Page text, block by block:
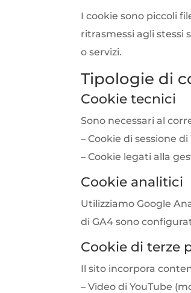
I cookie sono piccoli
ritrasmessi agli stessi
o servizi.
Tipologie di
Cookie tecnici
Sono necessari al
– Cookie di sessione
– Cookie legati alla
Cookie analitici
Utilizziamo Google
di GA4 sono
Cookie di terze
Il sito incorpora
– Video di YouTube